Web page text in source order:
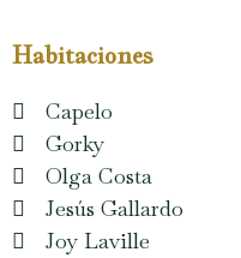
Habitaciones
Capelo
Gorky
Olga Costa
Jesús Gallardo
Joy Laville